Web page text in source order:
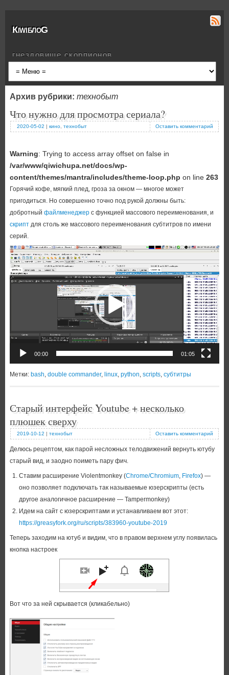
КiwiблоG
гнездовище скорпионов
Архив рубрики: технобыт
Что нужно для просмотра сериала?
2020-05-02 | кино, технобыт Оставить комментарий
Warning: Trying to access array offset on false in
/var/www/qiwichupa.net/docs/wp-
content/themes/mantra/includes/theme-loop.php on line 263
Горячий кофе, мягкий плед, гроза за окном — многое может
пригодиться. Но совершенно точно под рукой должны быть:
добротный файлменеджерс функцией массового переименования, и
скриптдля столь же массового переименования субтитров по имени
серий.
Видеоплеер
00:00 01:05
Метки: bash, double commander, linux, python, scripts, субтитры
Старый интерфейс Youtube + несколько
плюшек сверху
2019-10-12 | технобыт Оставить комментарий
Делюсь рецептом, как парой несложных телодвижений вернуть ютубу
старый вид, и заодно поиметь пару фич.
Ставим расширение Violentmonkey (Chrome/Chromium, Firefox) —
оно позволяет подключать так называемые юзерскрипты (есть
другое аналогичное расширение — Tampermonkey)
Идем на сайт с юзерскриптами и устанавливаем вот этот:
https://greasyfork.org/ru/scripts/383960-youtube-2019
Теперь заходим на ютуб и видим, что в правом верхнем углу появилась
кнопка настроек
Вот что за ней скрывается (кликабельно)